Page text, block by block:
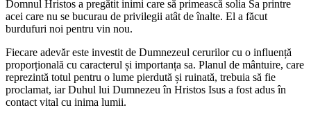
Domnul Hristos a pregătit inimi care să primească solia Sa printre
acei care nu se bucurau de privilegii atât de înalte. El a făcut
burdufuri noi pentru vin nou.
Fiecare adevăr este investit de Dumnezeul cerurilor cu o influență
proporțională cu caracterul și importanța sa. Planul de mântuire, care
reprezintă totul pentru o lume pierdută și ruinată, trebuia să fie
proclamat, iar Duhul lui Dumnezeu în Hristos Isus a fost adus în
contact vital cu inima lumii.